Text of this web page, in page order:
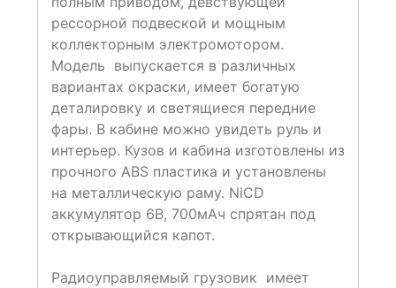
рессорной подвеской и мощным
коллекторным электромотором.
Модель выпускается в различных
вариантах окраски, имеет богатую
деталировку и светящиеся передние
фары. В кабине можно увидеть руль и
интерьер. Кузов и кабина изготовлены из
прочного АВS пластика и установлены
на металлическую раму. NiCD
аккумулятор 6В, 700мАч спрятан под
открывающийся капот.
Радиоуправляемый грузовик имеет